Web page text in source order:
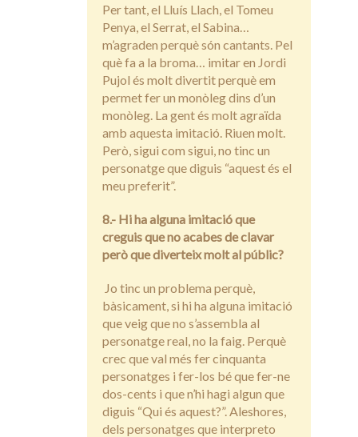
Per tant, el Lluís Llach, el Tomeu
Penya, el Serrat, el Sabina…
m’agraden perquè són cantants. Pel
què fa a la broma… imitar en Jordi
Pujol és molt divertit perquè em
permet fer un monòleg dins d’un
monòleg. La gent és molt agraïda
amb aquesta imitació. Riuen molt.
Però, sigui com sigui, no tinc un
personatge que diguis “aquest és el
meu preferit”.
8.- Hi ha alguna imitació que
creguis que no acabes de clavar
però que diverteix molt al públic?
Jo tinc un problema perquè,
bàsicament, si hi ha alguna imitació
que veig que no s’assembla al
personatge real, no la faig. Perquè
crec que val més fer cinquanta
personatges i fer-los bé que fer-ne
dos-cents i que n’hi hagi algun que
diguis “Qui és aquest?”. Aleshores,
dels personatges que interpreto